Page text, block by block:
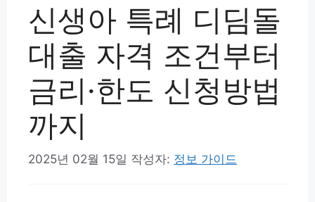
신생아 특례 디딤돌
대출 자격 조건부터
금리·한도 신청방법
까지
2025년 02월 15일 작성자: 정보 가이드